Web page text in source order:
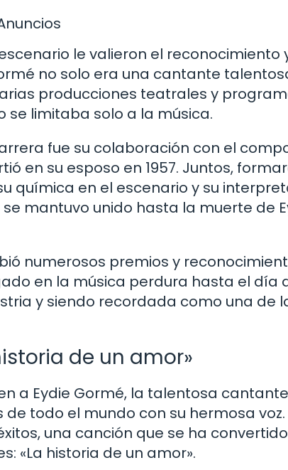
le valieron el reconocimiento
no solo era una cantante
producciones teatrales y
se limitaba solo a la música.
fue su colaboración con el
en su esposo en 1957. Juntos,
química en el escenario y su
mantuvo unido hasta la muerte de
numerosos premios y
en la música perdura hasta el día
y siendo recordada como una de
de un amor»
a Eydie Gormé, la talentosa cantante
todo el mundo con su hermosa voz.
una canción que se ha
«La historia de un amor».